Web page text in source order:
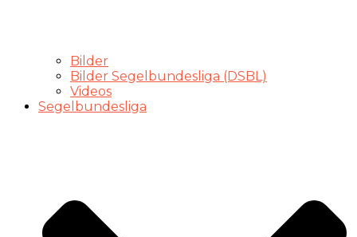
Bilder
Bilder Segelbundesliga (DSBL)
Videos
Segelbundesliga